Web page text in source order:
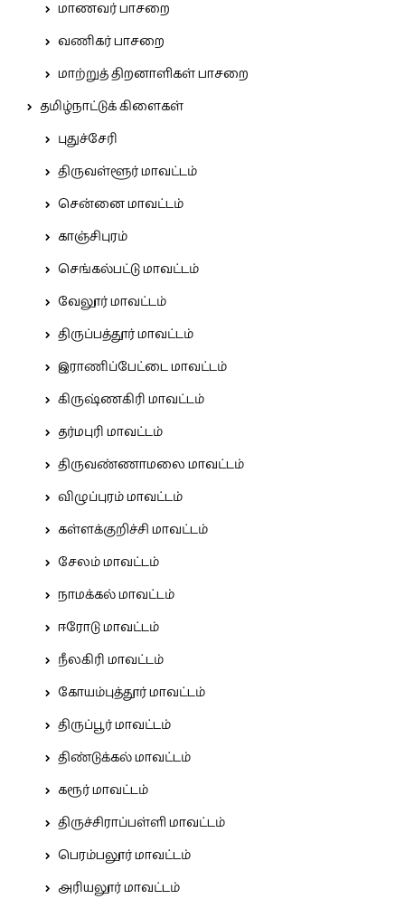
மாணவர் பாசறை
வணிகர் பாசறை
மாற்றுத் திறனாளிகள் பாசறை
தமிழ்நாட்டுக் கிளைகள்
புதுச்சேரி
திருவள்ளூர் மாவட்டம்
சென்னை மாவட்டம்
காஞ்சிபுரம்
செங்கல்பட்டு மாவட்டம்
வேலூர் மாவட்டம்
திருப்பத்தூர் மாவட்டம்
இராணிப்பேட்டை மாவட்டம்
கிருஷ்ணகிரி மாவட்டம்
தர்மபுரி மாவட்டம்
திருவண்ணாமலை மாவட்டம்
விழுப்புரம் மாவட்டம்
கள்ளக்குறிச்சி மாவட்டம்
சேலம் மாவட்டம்
நாமக்கல் மாவட்டம்
ஈரோடு மாவட்டம்
நீலகிரி மாவட்டம்
கோயம்புத்தூர் மாவட்டம்
திருப்பூர் மாவட்டம்
திண்டுக்கல் மாவட்டம்
கரூர் மாவட்டம்
திருச்சிராப்பள்ளி மாவட்டம்
பெரம்பலூர் மாவட்டம்
அரியலூர் மாவட்டம்